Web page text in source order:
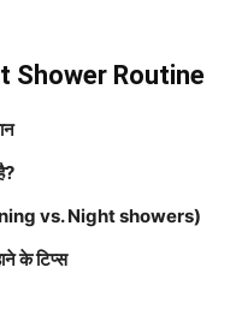
Shower Routine
vs. Night showers)
के टिप्स